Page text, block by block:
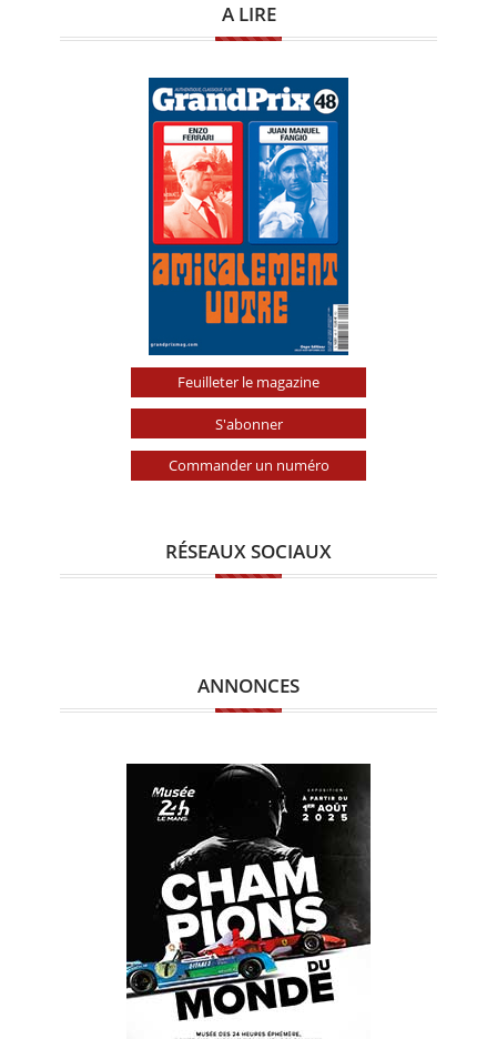
A LIRE
Feuilleter le magazine
S'abonner
Commander un numéro
RÉSEAUX SOCIAUX
ANNONCES